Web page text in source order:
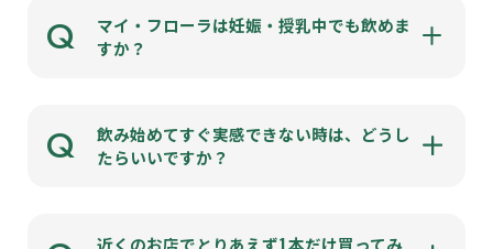
Q
マイ・フローラは妊娠・授乳中でも飲めま
すか？
Q
飲み始めてすぐ実感できない時は、どうし
たらいいですか？
近くのお店でとりあえず1本だけ買ってみ